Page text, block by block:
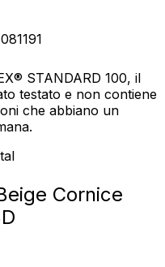
STANDARD 100, il
testato e non contiene
che abbiano un
Cornice